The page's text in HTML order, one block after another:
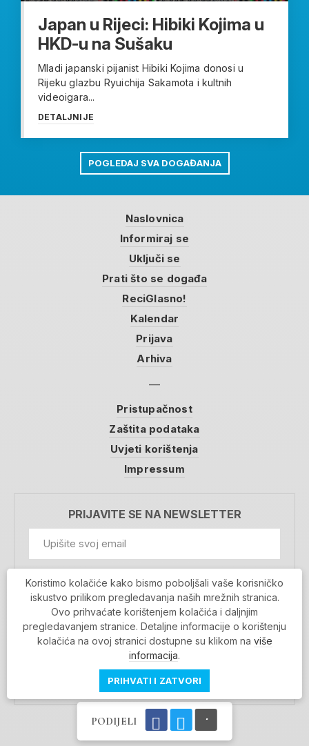
PODIJELI
Japan u Rijeci: Hibiki Kojima u
HKD-u na Sušaku
Mladi japanski pijanist Hibiki Kojima donosi u
Rijeku glazbu Ryuichija Sakamota i kultnih
videoigara...
DETALJNIJE
POGLEDAJ SVA DOGAĐANJA
Naslovnica
Informiraj se
Uključi se
Prati što se događa
ReciGlasno!
Kalendar
Prijava
Arhiva
Pristupačnost
Zaštita podataka
Uvjeti korištenja
Impressum
PRIJAVITE SE NA NEWSLETTER
Prihvaćam da se moji podaci spremaju u bazu
podataka i koriste u svrhu slanja MojaRijeka
newslettera
MOJARIJEKA NEWSLETTER
PRIJAVI SE
Povratak na vrh
Koristimo kolačiće kako bismo poboljšali vaše korisničko
iskustvo prilikom pregledavanja naših mrežnih stranica.
Ovo prihvaćate korištenjem kolačića i daljnjim
pregledavanjem stranice. Detaljne informacije o korištenju
kolačića na ovoj stranici dostupne su klikom na više
informacija.
PRIHVATI I ZATVORI